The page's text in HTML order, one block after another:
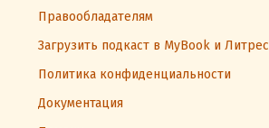
Правообладателям
Загрузить подкаст в MyBook и Литрес
Политика конфиденциальности
Документация